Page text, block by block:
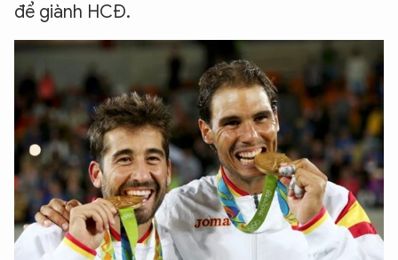
để giành HCĐ.